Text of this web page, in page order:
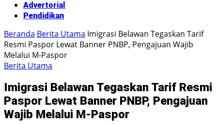
Advertorial
Pendidikan
Beranda Berita Utama Imigrasi Belawan Tegaskan Tarif
Resmi Paspor Lewat Banner PNBP, Pengajuan Wajib
Melalui M-Paspor
Berita Utama
Imigrasi Belawan Tegaskan Tarif Resmi
Paspor Lewat Banner PNBP, Pengajuan
Wajib Melalui M-Paspor